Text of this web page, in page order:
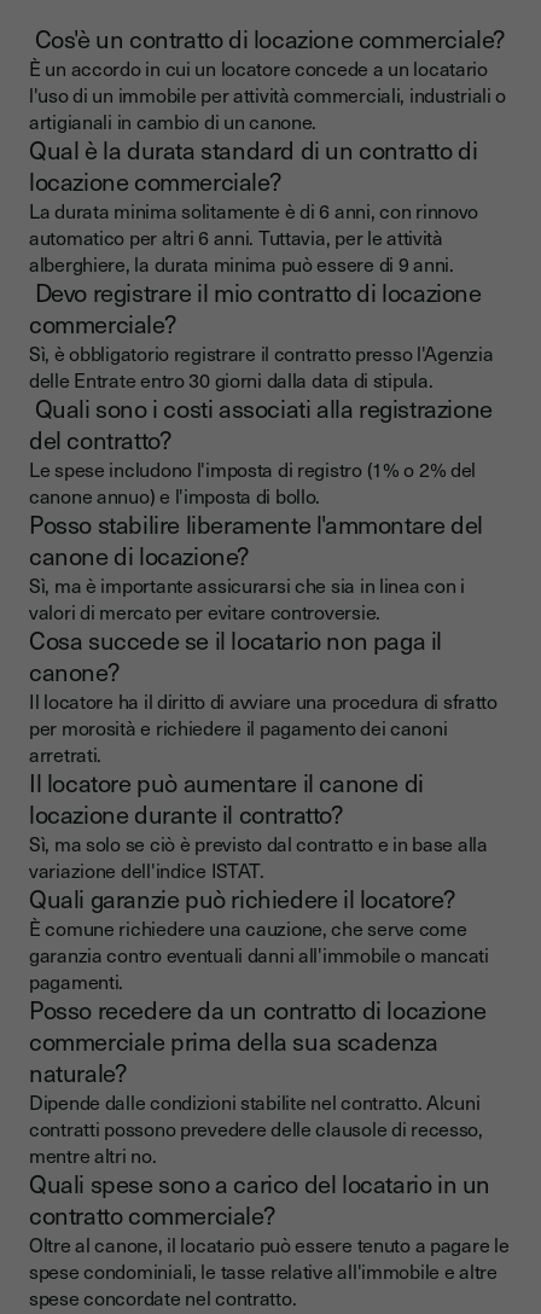
Cos'è un contratto di locazione commerciale?
È un accordo in cui un locatore concede a un locatario
l'uso di un immobile per attività commerciali, industriali o
artigianali in cambio di un canone.
Qual è la durata standard di un contratto di
locazione commerciale?
La durata minima solitamente è di 6 anni, con rinnovo
automatico per altri 6 anni. Tuttavia, per le attività
alberghiere, la durata minima può essere di 9 anni.
Devo registrare il mio contratto di locazione
commerciale?
Sì, è obbligatorio registrare il contratto presso l'Agenzia
delle Entrate entro 30 giorni dalla data di stipula.
Quali sono i costi associati alla registrazione
del contratto?
Le spese includono l'imposta di registro (1% o 2% del
canone annuo) e l'imposta di bollo.
Posso stabilire liberamente l'ammontare del
canone di locazione?
Sì, ma è importante assicurarsi che sia in linea con i
valori di mercato per evitare controversie.
Cosa succede se il locatario non paga il
canone?
Il locatore ha il diritto di avviare una procedura di sfratto
per morosità e richiedere il pagamento dei canoni
arretrati.
Il locatore può aumentare il canone di
locazione durante il contratto?
Sì, ma solo se ciò è previsto dal contratto e in base alla
variazione dell'indice ISTAT.
Quali garanzie può richiedere il locatore?
È comune richiedere una cauzione, che serve come
garanzia contro eventuali danni all'immobile o mancati
pagamenti.
Posso recedere da un contratto di locazione
commerciale prima della sua scadenza
naturale?
Dipende dalle condizioni stabilite nel contratto. Alcuni
contratti possono prevedere delle clausole di recesso,
mentre altri no.
Quali spese sono a carico del locatario in un
contratto commerciale?
Oltre al canone, il locatario può essere tenuto a pagare le
spese condominiali, le tasse relative all'immobile e altre
spese concordate nel contratto.